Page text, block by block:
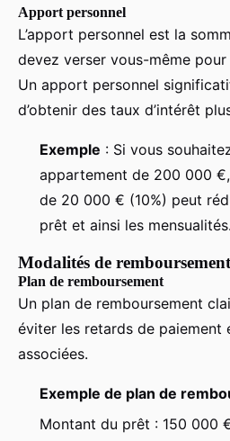
Apport personnel
L’apport personnel est la
devez verser vous-même
Un apport personnel
d’obtenir des taux d’intérêt
Exemple : Si vous
appartement de 200 000
de 20 000 € (10%) peut
prêt et ainsi les mensualités.
Modalités de
Plan de remboursement
Un plan de remboursement
éviter les retards de paiement
associées.
Exemple de plan de
Montant du prêt : 150 000